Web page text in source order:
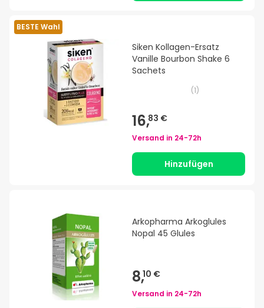
BESTE Wahl
Siken Kollagen-Ersatz
Vanille Bourbon Shake 6
Sachets
(1)
16,83 €
Versand in 24-72h
Hinzufügen
Arkopharma Arkoglules
Nopal 45 Glules
8,10 €
Versand in 24-72h